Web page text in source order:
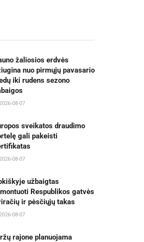
žaliosios erdvės
nuo pirmųjų pavasario
iki rudens sezono
08-07
sveikatos draudimo
gali pakeisti
08-07
užbaigtas
Respublikos gatvės
ir pėsčiųjų takas
08-07
rajone planuojama